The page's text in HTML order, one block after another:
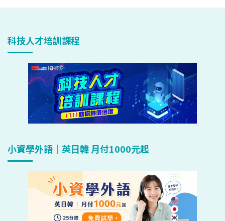
科技人才培訓課程
小資學外語｜英日韓 月付1000元起